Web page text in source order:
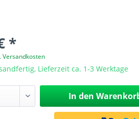
*
Versandkosten
Lieferzeit ca. 1-3 Werktage
In den